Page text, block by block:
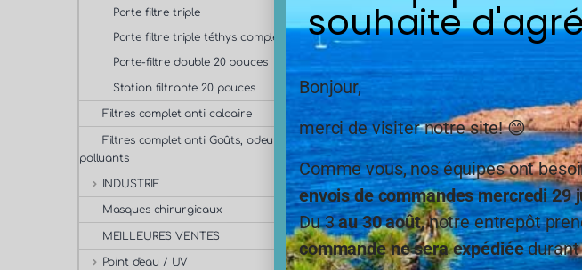
3 résultats affichés
Porte filtre triple
Porte filtre triple téthys complet vide
Porte-filtre double 20 pouces
Station filtrante 20 pouces
Filtres complet anti calcaire
Filtres complet anti Goûts, odeurs,
polluants
INDUSTRIE
Masques chirurgicaux
MEILLEURES VENTES
Point d'eau / UV
souhaite
Bonjour,
merci de visiter notre site! 😊
Comme vous, nos équipes ont
envois de commandes mercredi 29
Du 3au 30 août, notre entrepôt
commande ne sera expédiéedurant